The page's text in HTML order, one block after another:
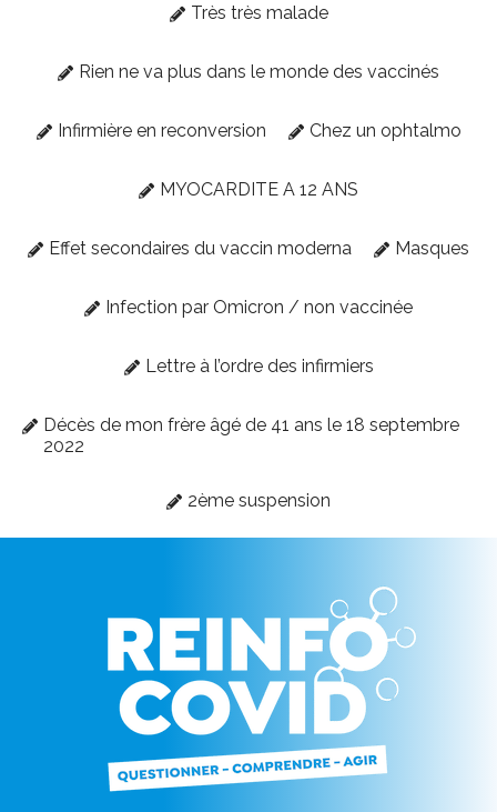
Très très malade
Rien ne va plus dans le monde des vaccinés
Infirmière en reconversion Chez un ophtalmo
MYOCARDITE A 12 ANS
Effet secondaires du vaccin moderna Masques
Infection par Omicron / non vaccinée
Lettre à l’ordre des infirmiers
Décès de mon frère âgé de 41 ans le 18 septembre
2022
2ème suspension